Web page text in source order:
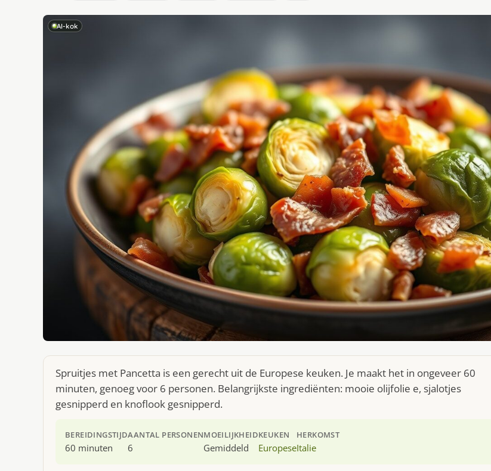
AI-kok
Spruitjes met Pancetta is een gerecht uit de Europese keuken. Je maakt het in ongeveer 60
minuten, genoeg voor 6 personen. Belangrijkste ingrediënten: mooie olijfolie e, sjalotjes
gesnipperd en knoflook gesnipperd.
BEREIDINGSTIJD
60 minuten
AANTAL PERSONEN
6
MOEILIJKHEID
Gemiddeld
KEUKEN
Europese
HERKOMST
Italie